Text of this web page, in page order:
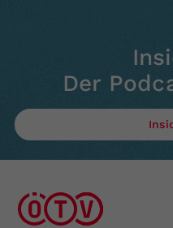
Der